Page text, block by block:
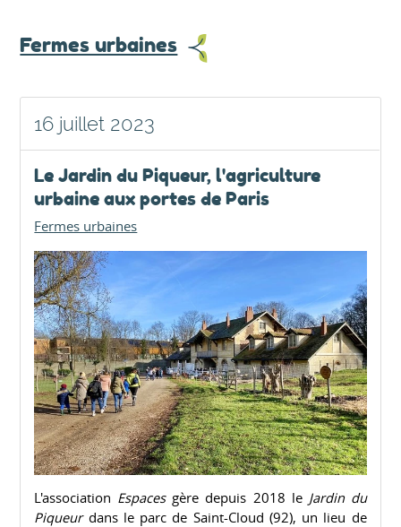
Fermes urbaines
16 juillet 2023
Le Jardin du Piqueur, l'agriculture
urbaine aux portes de Paris
Fermes urbaines
L'association Espacesgère depuis 2018 le Jardin du
Piqueurdans le parc de Saint-Cloud (92), un lieu de